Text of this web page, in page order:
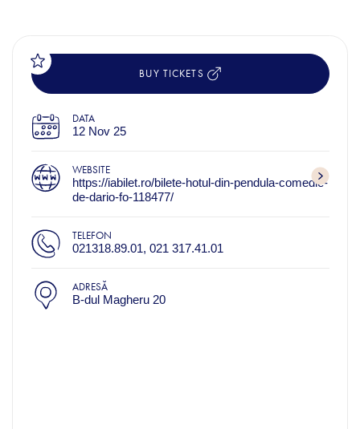
BUY TICKETS
DATA
12 Nov 25
WEBSITE
https://iabilet.ro/bilete-hotul-din-pendula-comedie-
de-dario-fo-118477/
TELEFON
021318.89.01, 021 317.41.01
ADRESĂ
B-dul Magheru 20